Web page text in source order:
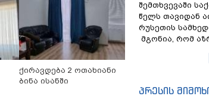
ქირავდება 2 ოთახიანი
ბინა ისანში
შემთხვევაში
წელს თავიდან
რუსეთის
მგონია, რომ
პრესის